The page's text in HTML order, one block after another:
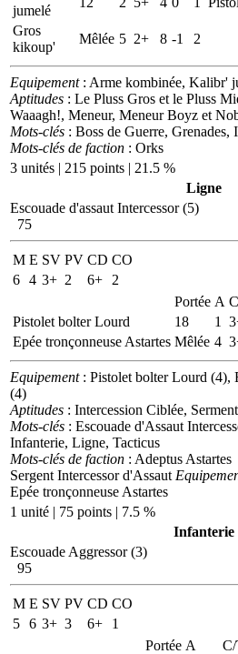
jumelé
Gros
kikoup'
Mêlée 5 2+ 8 -1 2
Equipement: Arme kombinée, Kalibr'
Aptitudes : Le Pluss Gros et le Pluss
Waaagh!, Meneur, Meneur Boyz et
Mots-clés : Boss de Guerre, Grenades,
Mots-clés de faction : Orks
3 unités | 215 points | 21.5 %
Ligne
Escouade d'assaut Intercessor (5)
75
M E SV PV CD CO
6 4 3+ 2 6+
2
Portée A
Pistolet bolter Lourd
18 1
Epée tronçonneuse Astartes Mêlée 4
Equipement: Pistolet bolter Lourd (4),
(4)
Aptitudes : Intercession Ciblée,
Mots-clés : Escouade d'Assaut
Infanterie, Ligne, Tacticus
Mots-clés de faction : Adeptus Astartes
Sergent Intercessor d'Assaut
Epée tronçonneuse Astartes
1 unité | 75 points | 7.5 %
Infanterie
Escouade Aggressor (3)
95
M E SV PV CD CO
5 6 3+ 3 6+
1
Portée A